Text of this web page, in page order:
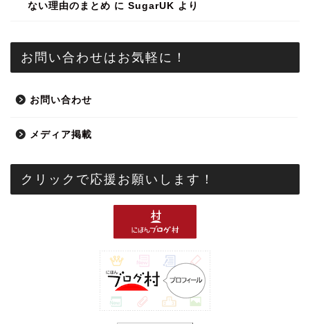
ない理由のまとめ に SugarUK より
お問い合わせはお気軽に！
お問い合わせ
メディア掲載
クリックで応援お願いします！